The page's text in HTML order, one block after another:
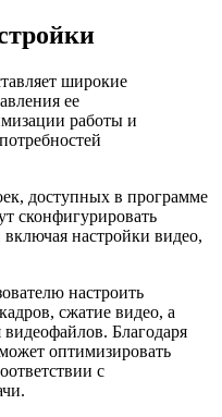
широкие
ее
работы и
доступных в программе
сконфигурировать
настройки видео,
настроить
сжатие видео, а
Благодаря
оптимизировать
с